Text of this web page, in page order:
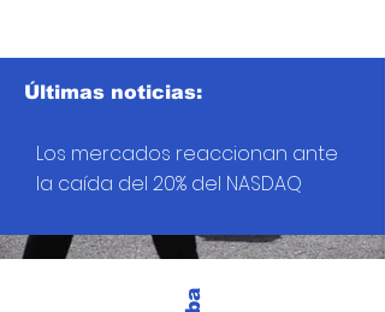
Últimas noticias:
Los mercados reaccionan ante
la caída del 20% del NASDAQ